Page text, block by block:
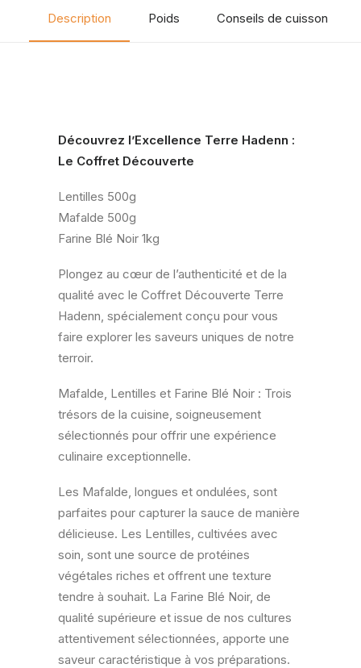
Description Poids Conseils de cuisson
Découvrez l’Excellence Terre Hadenn :
Le Coffret Découverte
Lentilles 500g
Mafalde 500g
Farine Blé Noir 1kg
Plongez au cœur de l’authenticité et de la
qualité avec le Coffret Découverte Terre
Hadenn, spécialement conçu pour vous
faire explorer les saveurs uniques de notre
terroir.
Mafalde, Lentilles et Farine Blé Noir : Trois
trésors de la cuisine, soigneusement
sélectionnés pour offrir une expérience
culinaire exceptionnelle.
Les Mafalde, longues et ondulées, sont
parfaites pour capturer la sauce de manière
délicieuse. Les Lentilles, cultivées avec
soin, sont une source de protéines
végétales riches et offrent une texture
tendre à souhait. La Farine Blé Noir, de
qualité supérieure et issue de nos cultures
attentivement sélectionnées, apporte une
saveur caractéristique à vos préparations.